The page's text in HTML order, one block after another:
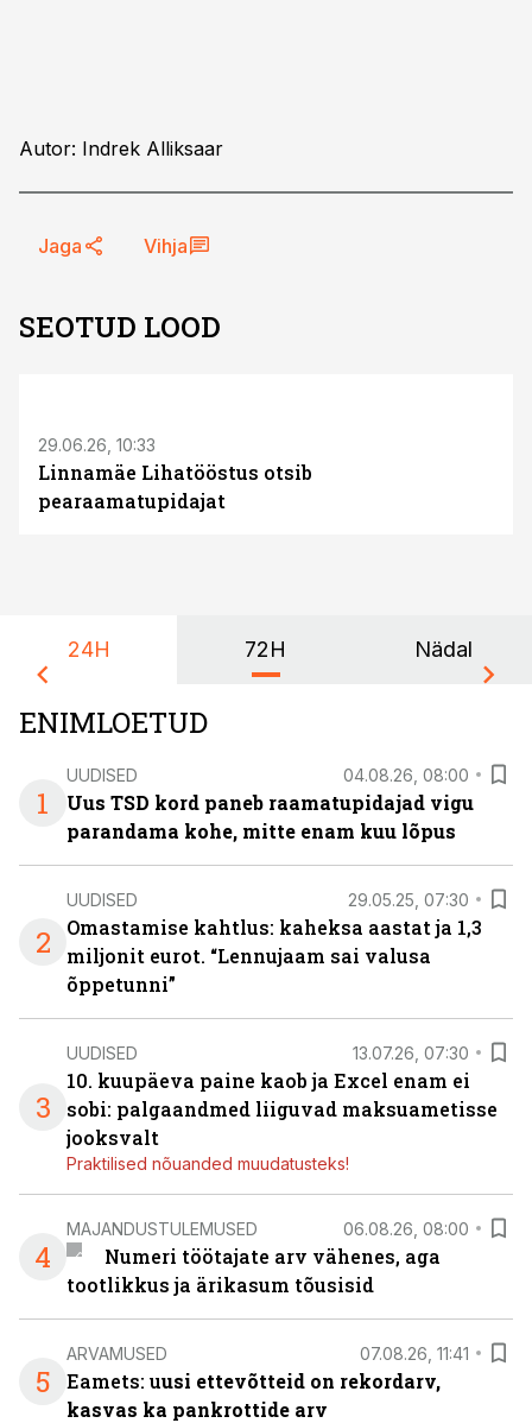
Autor: Indrek Alliksaar
Jaga Vihja
SEOTUD LOOD
29.06.26, 10:33
Linnamäe Lihatööstus otsib
pearaamatupidajat
24H 72H Nädal
ENIMLOETUD
1
UUDISED 04.08.26, 08:00
Uus TSD kord paneb raamatupidajad vigu
parandama kohe, mitte enam kuu lõpus
2
UUDISED 29.05.25, 07:30
Omastamise kahtlus: kaheksa aastat ja 1,3
miljonit eurot. “Lennujaam sai valusa
õppetunni”
3
UUDISED 13.07.26, 07:30
10. kuupäeva paine kaob ja Excel enam ei
sobi: palgaandmed liiguvad maksuametisse
jooksvalt
Praktilised nõuanded muudatusteks!
4
MAJANDUSTULEMUSED 06.08.26, 08:00
Numeri töötajate arv vähenes, aga
tootlikkus ja ärikasum tõusisid
5
ARVAMUSED 07.08.26, 11:41
Eamets: uusi ettevõtteid on rekordarv,
kasvas ka pankrottide arv